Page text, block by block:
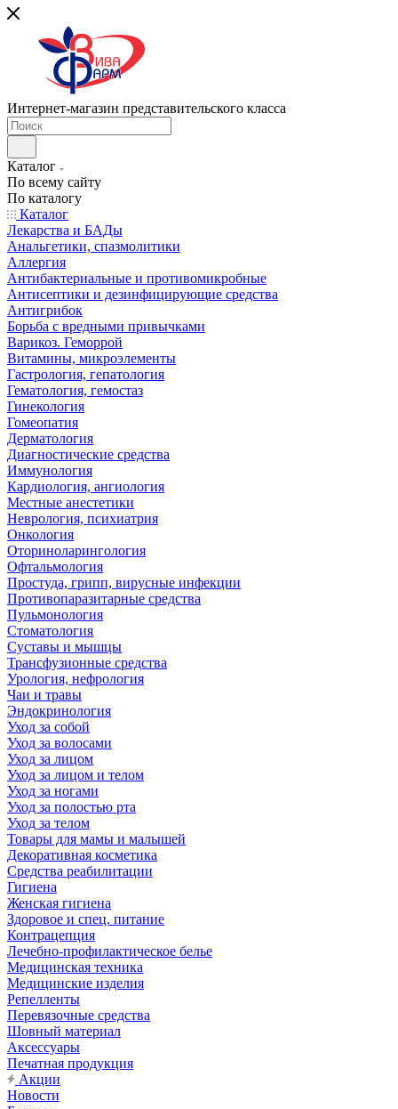
Интернет-магазин представительского класса
Каталог
По всему сайту
По каталогу
Каталог
Лекарства и БАДы
Анальгетики, спазмолитики
Аллергия
Антибактериальные и противомикробные
Антисептики и дезинфицирующие средства
Антигрибок
Борьба с вредными привычками
Варикоз. Геморрой
Витамины, микроэлементы
Гастрология, гепатология
Гематология, гемостаз
Гинекология
Гомеопатия
Дерматология
Диагностические средства
Иммунология
Кардиология, ангиология
Местные анестетики
Неврология, психиатрия
Онкология
Оториноларингология
Офтальмология
Простуда, грипп, вирусные инфекции
Противопаразитарные средства
Пульмонология
Стоматология
Суставы и мышцы
Трансфузионные средства
Урология, нефрология
Чаи и травы
Эндокринология
Уход за собой
Уход за волосами
Уход за лицом
Уход за лицом и телом
Уход за ногами
Уход за полостью рта
Уход за телом
Товары для мамы и малышей
Декоративная косметика
Средства реабилитации
Гигиена
Женская гигиена
Здоровое и спец. питание
Контрацепция
Лечебно-профилактическое белье
Медицинская техника
Медицинские изделия
Репелленты
Перевязочные средства
Шовный материал
Аксессуары
Печатная продукция
Акции
Новости